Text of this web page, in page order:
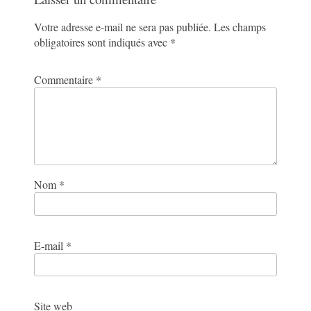
Votre adresse e-mail ne sera pas publiée. Les champs
obligatoires sont indiqués avec *
Commentaire *
Nom *
E-mail *
Site web